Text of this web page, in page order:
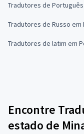
Tradutores de
Tradutores de Russo em
Tradutores de latim em
Encontre
estado de